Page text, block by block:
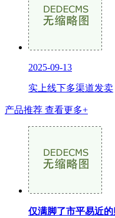
2025-09-13
实上线下多渠道发卖
产品推荐 查看更多+
仅满脚了市平易近